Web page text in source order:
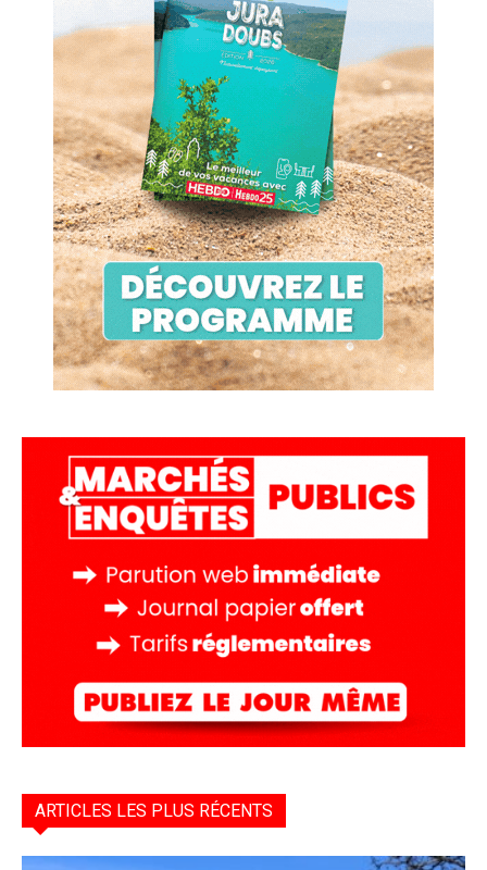
ARTICLES LES PLUS RÉCENTS